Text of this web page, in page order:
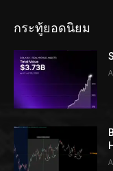
กระทู้ยอดนิยม